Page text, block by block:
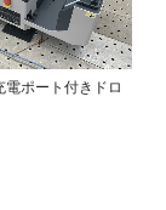
ポート付きドロ